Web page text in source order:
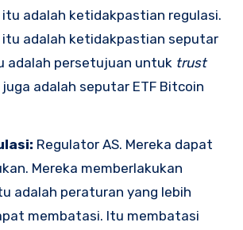
adalah ketidakpastian regulasi.
adalah ketidakpastian seputar
adalah persetujuan untuk trust
adalah seputar ETF Bitcoin
Regulator AS. Mereka dapat
Mereka memberlakukan
adalah peraturan yang lebih
membatasi. Itu membatasi